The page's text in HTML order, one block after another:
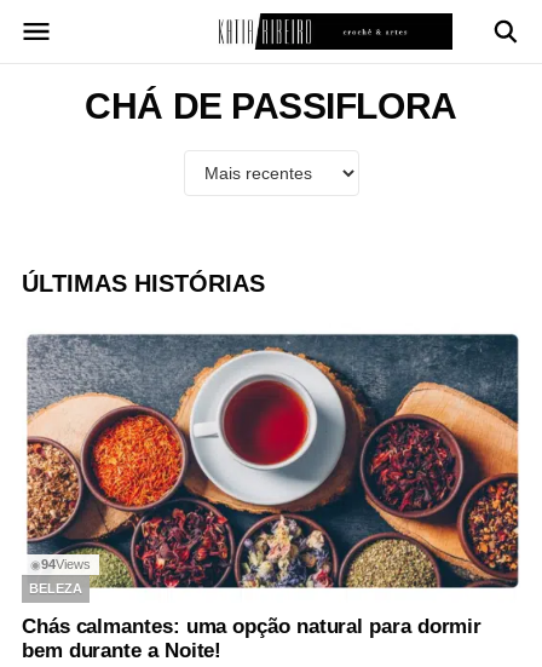
para
CHÁ DE PASSIFLORA
ÚLTIMAS HISTÓRIAS
◉94Views
BELEZA
Chás calmantes: uma opção natural para dormir
bem durante a Noite!